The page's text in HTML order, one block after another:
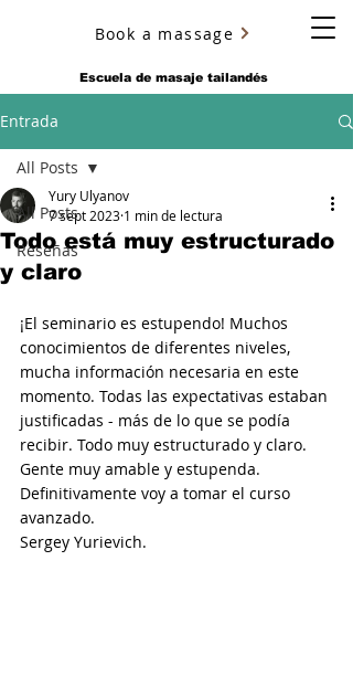
Escuela de masaje tailandés
YURY ULYANOV
Book a massage
Entrada
All Posts
Reseñas
All Posts
Todo está muy estructurado
y claro
Yury Ulyanov
7 sept 2023 1 min de lectura
¡El seminario es estupendo! Muchos
conocimientos de diferentes niveles,
mucha información necesaria en este
momento. Todas las expectativas estaban
justificadas - más de lo que se podía
recibir. Todo muy estructurado y claro.
Gente muy amable y estupenda.
Definitivamente voy a tomar el curso
avanzado.
Sergey Yurievich.